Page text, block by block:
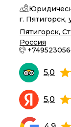
Пятигорск,
Россия
г. Пятигорск,
5,0
5,0